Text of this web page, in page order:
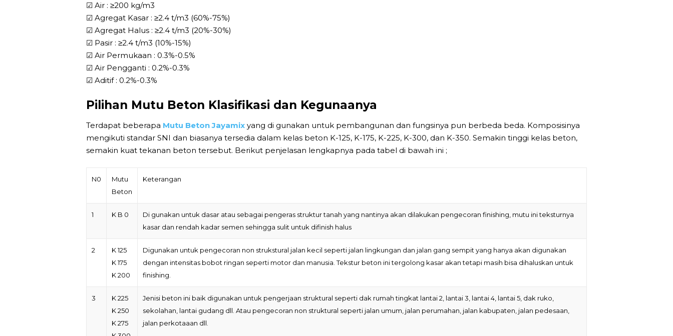
☑ Air : ≥200 kg/m3
☑ Agregat Kasar : ≥2.4 t/m3 (60%-75%)
☑ Agregat Halus : ≥2.4 t/m3 (20%-30%)
☑ Pasir : ≥2.4 t/m3 (10%-15%)
☑ Air Permukaan : 0.3%-0.5%
☑ Air Pengganti : 0.2%-0.3%
☑ Aditif : 0.2%-0.3%
Pilihan Mutu Beton Klasifikasi dan Kegunaanya
Terdapat beberapa Mutu Beton Jayamix yang di gunakan untuk pembangunan dan fungsinya pun berbeda beda. Komposisinya
mengikuti standar SNI dan biasanya tersedia dalam kelas beton K-125, K-175, K-225, K-300, dan K-350. Semakin tinggi kelas beton,
semakin kuat tekanan beton tersebut. Berikut penjelasan lengkapnya pada tabel di bawah ini ;
N0
Mutu
Beton
Keterangan
1 K B 0
Di gunakan untuk dasar atau sebagai pengeras struktur tanah yang nantinya akan dilakukan pengecoran finishing, mutu ini teksturnya
kasar dan rendah kadar semen sehingga sulit untuk difinish halus
2
K 125
K 175
K 200
Digunakan untuk pengecoran non strukstural jalan kecil seperti jalan lingkungan dan jalan gang sempit yang hanya akan digunakan
dengan intensitas bobot ringan seperti motor dan manusia. Tekstur beton ini tergolong kasar akan tetapi masih bisa dihaluskan untuk
finishing.
3
K 225
K 250
K 275
Jenisi beton ini baik digunakan untuk pengerjaan struktural seperti dak rumah tingkat lantai 2, lantai 3, lantai 4, lantai 5, dak ruko,
sekolahan, lantai gudang dll. Atau pengecoran non struktural seperti jalan umum, jalan perumahan, jalan kabupaten, jalan pedesaan,
jalan perkotaaan dll.